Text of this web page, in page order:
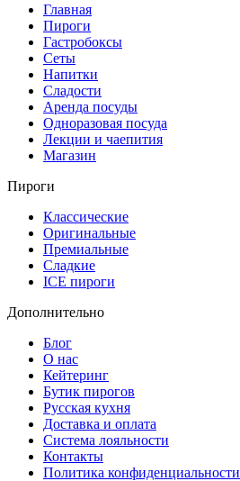
Главная
Пироги
Гастробоксы
Сеты
Напитки
Сладости
Аренда посуды
Одноразовая посуда
Лекции и чаепития
Магазин
Пироги
Классические
Оригинальные
Премиальные
Сладкие
ICE пироги
Дополнительно
Блог
О нас
Кейтеринг
Бутик пирогов
Русская кухня
Доставка и оплата
Система лояльности
Контакты
Политика конфиденциальности